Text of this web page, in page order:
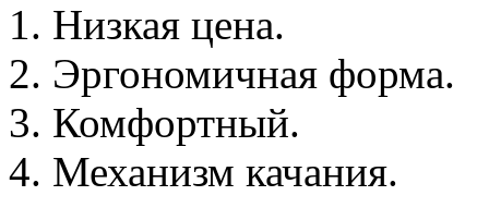
Низкая цена.
Эргономичная форма.
Комфортный.
Механизм качания.